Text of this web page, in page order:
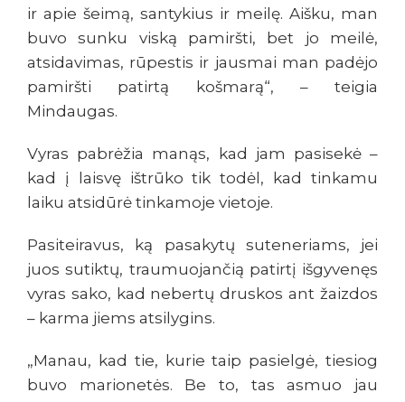
ir apie šeimą, santykius ir meilę. Aišku, man
buvo sunku viską pamiršti, bet jo meilė,
atsidavimas, rūpestis ir jausmai man padėjo
pamiršti patirtą košmarą“, – teigia
Mindaugas.
Vyras pabrėžia manąs, kad jam pasisekė –
kad į laisvę ištrūko tik todėl, kad tinkamu
laiku atsidūrė tinkamoje vietoje.
Pasiteiravus, ką pasakytų suteneriams, jei
juos sutiktų, traumuojančią patirtį išgyvenęs
vyras sako, kad nebertų druskos ant žaizdos
– karma jiems atsilygins.
„Manau, kad tie, kurie taip pasielgė, tiesiog
buvo marionetės. Be to, tas asmuo jau